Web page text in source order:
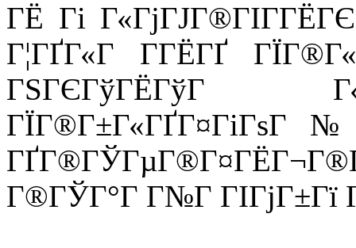
ГЁ Гі
Г¦ГҐГ«Г Г­ГЁГҐ
Г®ГЎГ°Г Г№Г ГІГјГ±Гї